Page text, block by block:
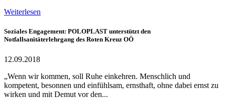
Weiterlesen
Soziales Engagement: POLOPLAST unterstützt den
Notfallsanitäterlehrgang des Roten Kreuz OÖ
12.09.2018
„Wenn wir kommen, soll Ruhe einkehren. Menschlich und
kompetent, besonnen und einfühlsam, ernsthaft, ohne dabei ernst zu
wirken und mit Demut vor den...